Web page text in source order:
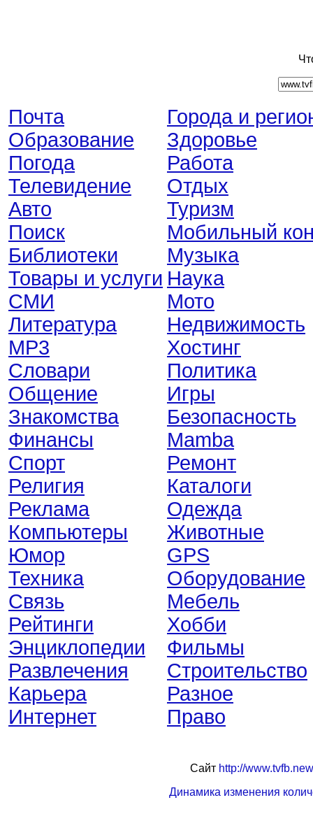
Почта
Образование
Погода
Телевидение
Авто
Поиск
Библиотеки
Товары и услуги
СМИ
Литература
MP3
Словари
Общение
Знакомства
Финансы
Спорт
Религия
Реклама
Компьютеры
Юмор
Техника
Связь
Рейтинги
Энциклопедии
Развлечения
Карьера
Интернет
Города и
Здоровье
Работа
Отдых
Туризм
Мобильный
Музыка
Наука
Мото
Недвижимость
Хостинг
Политика
Игры
Безопасность
Mamba
Ремонт
Каталоги
Одежда
Животные
GPS
Оборудование
Мебель
Хобби
Фильмы
Строительство
Разное
Право
Сайт http://
Динамика изменения